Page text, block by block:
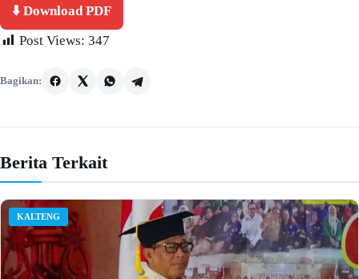
⬇️ Download PDF
Post Views: 347
Bagikan:
Berita Terkait
KALTENG